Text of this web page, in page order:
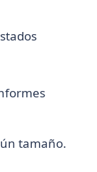
tamaño.